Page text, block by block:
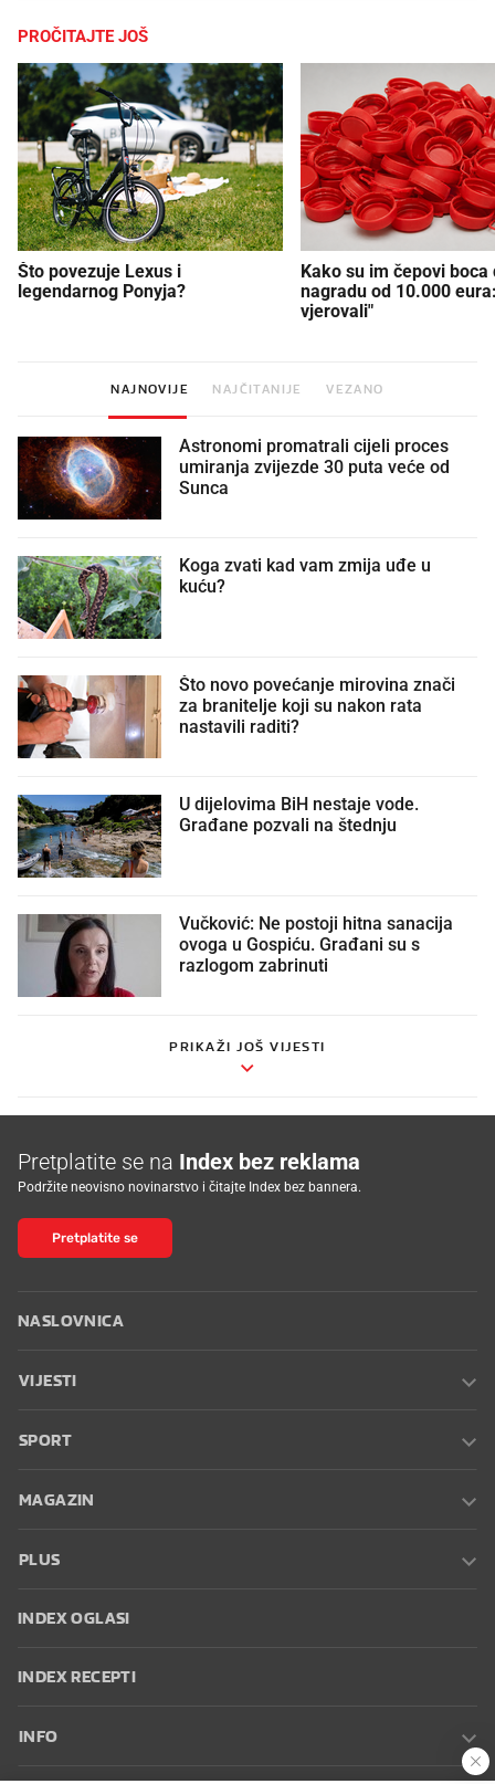
PROČITAJTE JOŠ
Što povezuje Lexus i
legendarnog Ponyja?
Kako su im čepovi boca
nagradu od 10.000
vjerovali"
NAJNOVIJE NAJČITANIJE VEZANO
Astronomi promatrali cijeli proces
umiranja zvijezde 30 puta veće od
Sunca
Koga zvati kad vam zmija uđe u
kuću?
Što novo povećanje mirovina znači
za branitelje koji su nakon rata
nastavili raditi?
U dijelovima BiH nestaje vode.
Građane pozvali na štednju
Vučković: Ne postoji hitna sanacija
ovoga u Gospiću. Građani su s
razlogom zabrinuti
PRIKAŽI JOŠ VIJESTI
Pretplatite se na Index bez reklama
Podržite neovisno novinarstvo i čitajte Index bez bannera.
Pretplatite se
NASLOVNICA
VIJESTI
SPORT
MAGAZIN
PLUS
INDEX OGLASI
INDEX RECEPTI
INFO